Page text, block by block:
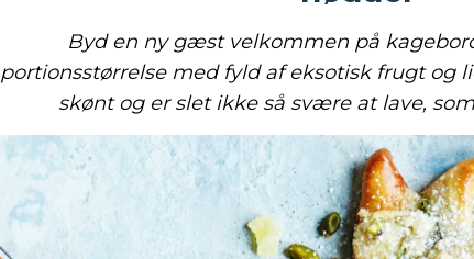
Byd en ny gæst velkommen på
portionsstørrelse med fyld af eksotisk frugt og
skønt og er slet ikke så svære at lave,